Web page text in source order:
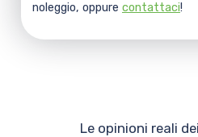
noleggio, oppure contattaci!
Le opinioni reali